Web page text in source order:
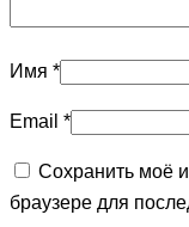
Имя *
Email *
Сохранить моё
браузере для